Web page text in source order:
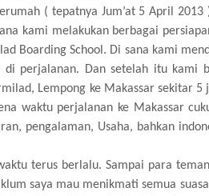
( tepatnya Jum’at 5 April
kami melakukan berbagai
Boarding School. Di sana kami
perjalanan. Dan setelah itu kami
Lempong ke Makassar sekitar
waktu perjalanan ke Makassar
pengalaman, Usaha, bahkan
terus berlalu. Sampai para
saya mau menikmati semua